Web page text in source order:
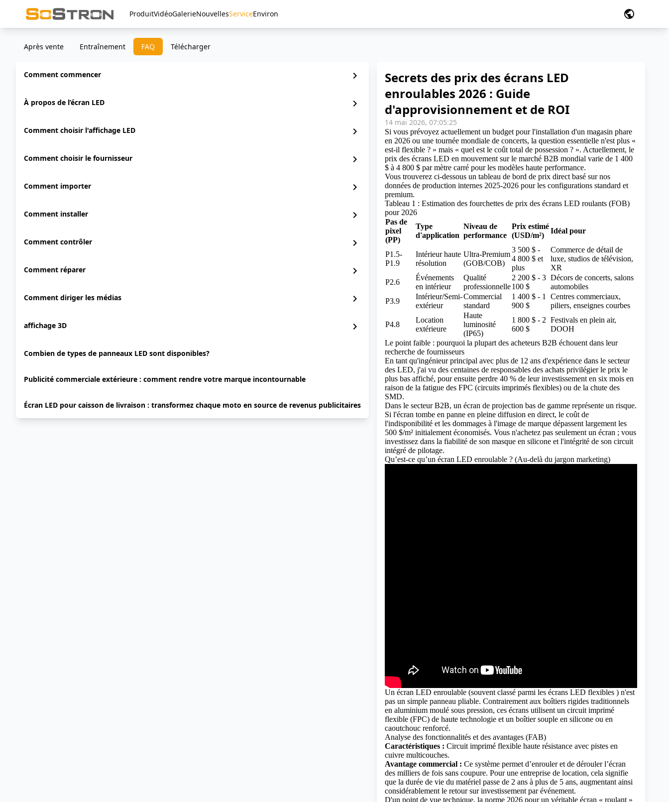
ProduitVidéoGalerieNouvellesServiceEnviron public
Après vente Entraînement FAQ Télécharger
Comment commencer chevron_right
À propos de l’écran LED chevron_right
Comment choisir l'affichage LED chevron_right
Comment choisir le fournisseur chevron_right
Comment importer chevron_right
Comment installer chevron_right
Comment contrôler chevron_right
Comment réparer chevron_right
Comment diriger les médias chevron_right
affichage 3D chevron_right
Combien de types de panneaux LED sont disponibles?
Publicité commerciale extérieure : comment rendre votre marque incontournable
Écran LED pour caisson de livraison : transformez chaque moto en source de revenus publicitaires
Secrets des prix des écrans LED
enroulables 2026 : Guide
d'approvisionnement et de ROI
14 mai 2026, 07:05:25
Si vous prévoyez actuellement un budget pour l'installation d'un magasin phare
en 2026 ou une tournée mondiale de concerts, la question essentielle n'est plus «
est-il flexible ? » mais « quel est le coût total de possession ? ». Actuellement, le
prix des écrans LED en mouvement sur le marché B2B mondial varie de 1 400
$ à 4 800 $ par mètre carré pour les modèles haute performance.
Vous trouverez ci-dessous un tableau de bord de prix direct basé sur nos
données de production internes 2025-2026 pour les configurations standard et
premium.
Tableau 1 : Estimation des fourchettes de prix des écrans LED roulants (FOB)
pour 2026
Pas de
pixel
(PP)
Type
d'application
Niveau de
performance
Prix ​​estimé
(USD/m²)
Idéal pour
P1.5-
P1.9
Intérieur haute
résolution
Ultra-Premium
(GOB/COB)
3 500 $ -
4 800 $ et
plus
Commerce de détail de
luxe, studios de télévision,
XR
P2.6
Événements
en intérieur
Qualité
professionnelle
2 200 $ - 3
100 $
Décors de concerts, salons
automobiles
P3.9
Intérieur/Semi-
extérieur
Commercial
standard
1 400 $ - 1
900 $
Centres commerciaux,
piliers, enseignes courbes
P4.8
Location
extérieure
Haute
luminosité
(IP65)
1 800 $ - 2
600 $
Festivals en plein air,
DOOH
Le point faible : pourquoi la plupart des acheteurs B2B échouent dans leur
recherche de fournisseurs
En tant qu'ingénieur principal avec plus de 12 ans d'expérience dans le secteur
des LED, j'ai vu des centaines de responsables des achats privilégier le prix le
plus bas affiché, pour ensuite perdre 40 % de leur investissement en six mois en
raison de la fatigue des FPC (circuits imprimés flexibles) ou de la chute des
SMD.
Dans le secteur B2B, un écran de projection bas de gamme représente un risque.
Si l'écran tombe en panne en pleine diffusion en direct, le coût de
l'indisponibilité et les dommages à l'image de marque dépassent largement les
500 $/m² initialement économisés. Vous n'achetez pas seulement un écran ; vous
investissez dans la fiabilité de son masque en silicone et l'intégrité de son circuit
intégré de pilotage.
Qu’est-ce qu’un écran LED enroulable ? (Au-delà du jargon marketing)
Un écran LED enroulable (souvent classé parmi les écrans LED flexibles ) n'est
pas un simple panneau pliable. Contrairement aux boîtiers rigides traditionnels
en aluminium moulé sous pression, ces écrans utilisent un circuit imprimé
flexible (FPC) de haute technologie et un boîtier souple en silicone ou en
caoutchouc renforcé.
Analyse des fonctionnalités et des avantages (FAB)
Caractéristiques : Circuit imprimé flexible haute résistance avec pistes en
cuivre multicouches.
Avantage commercial : Ce système permet d’enrouler et de dérouler l’écran
des milliers de fois sans coupure. Pour une entreprise de location, cela signifie
que la durée de vie du matériel passe de 2 ans à plus de 5 ans, augmentant ainsi
considérablement le retour sur investissement par événement.
D'un point de vue technique, la norme 2026 pour un véritable écran « roulant »